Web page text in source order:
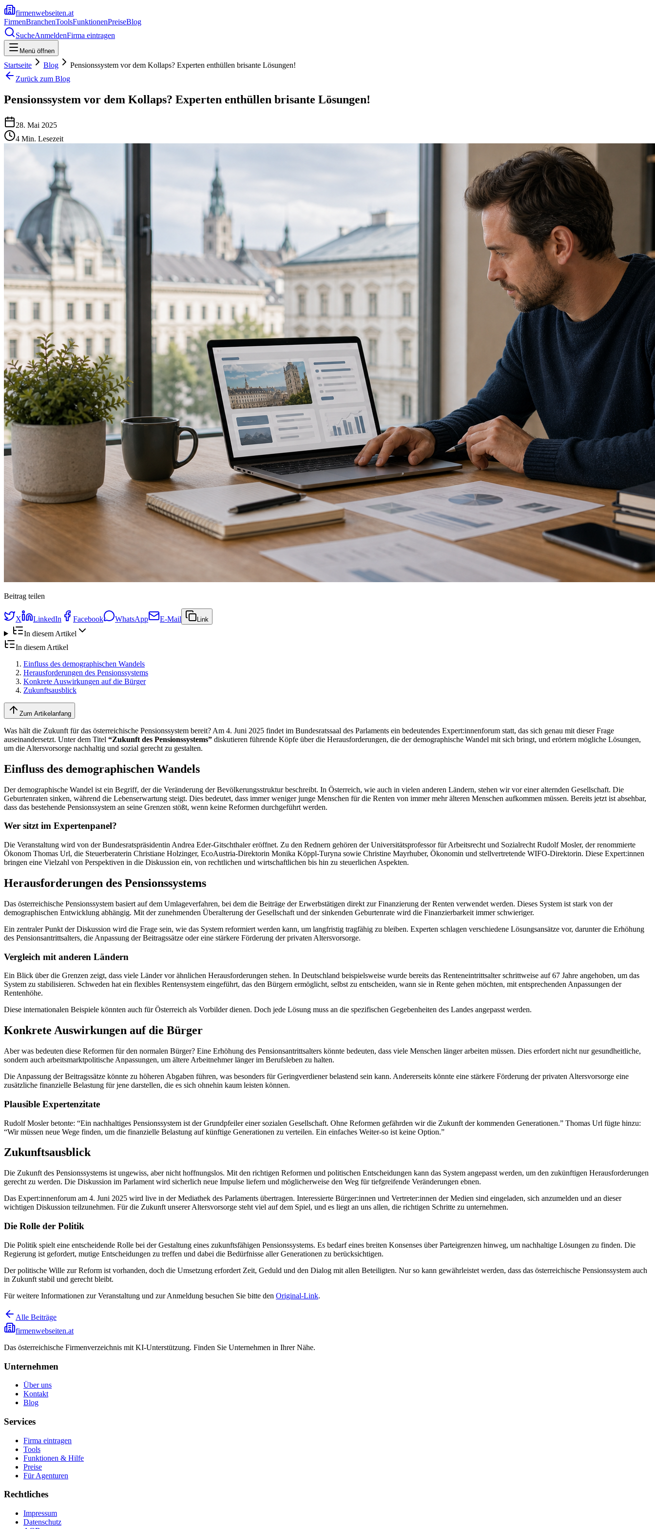
firmenwebseiten.at
FirmenBranchenToolsFunktionenPreiseBlog
SucheAnmeldenFirma eintragen
Menü öffnen
Startseite Blog
Pensionssystem vor dem Kollaps? Experten enthüllen brisante Lösungen!
Zurück zum Blog
Pensionssystem vor dem Kollaps? Experten enthüllen brisante Lösungen!
28. Mai 2025
4 Min. Lesezeit
Beitrag teilen
X LinkedIn Facebook WhatsApp E-Mail Link
In diesem Artikel
In diesem Artikel
Einfluss des demographischen Wandels
Herausforderungen des Pensionssystems
Konkrete Auswirkungen auf die Bürger
Zukunftsausblick
Zum Artikelanfang
Was hält die Zukunft für das österreichische Pensionssystem bereit? Am 4. Juni 2025 findet im Bundesratssaal des Parlaments ein bedeutendes Expert:innenforum statt, das sich genau mit dieser Frage
auseinandersetzt. Unter dem Titel “Zukunft des Pensionssystems” diskutieren führende Köpfe über die Herausforderungen, die der demographische Wandel mit sich bringt, und erörtern mögliche Lösungen,
um die Altersvorsorge nachhaltig und sozial gerecht zu gestalten.
Einfluss des demographischen Wandels
Der demographische Wandel ist ein Begriff, der die Veränderung der Bevölkerungsstruktur beschreibt. In Österreich, wie auch in vielen anderen Ländern, stehen wir vor einer alternden Gesellschaft. Die
Geburtenraten sinken, während die Lebenserwartung steigt. Dies bedeutet, dass immer weniger junge Menschen für die Renten von immer mehr älteren Menschen aufkommen müssen. Bereits jetzt ist absehbar,
dass das bestehende Pensionssystem an seine Grenzen stößt, wenn keine Reformen durchgeführt werden.
Wer sitzt im Expertenpanel?
Die Veranstaltung wird von der Bundesratspräsidentin Andrea Eder-Gitschthaler eröffnet. Zu den Rednern gehören der Universitätsprofessor für Arbeitsrecht und Sozialrecht Rudolf Mosler, der renommierte
Ökonom Thomas Url, die Steuerberaterin Christiane Holzinger, EcoAustria-Direktorin Monika Köppl-Turyna sowie Christine Mayrhuber, Ökonomin und stellvertretende WIFO-Direktorin. Diese Expert:innen
bringen eine Vielzahl von Perspektiven in die Diskussion ein, von rechtlichen und wirtschaftlichen bis hin zu steuerlichen Aspekten.
Herausforderungen des Pensionssystems
Das österreichische Pensionssystem basiert auf dem Umlageverfahren, bei dem die Beiträge der Erwerbstätigen direkt zur Finanzierung der Renten verwendet werden. Dieses System ist stark von der
demographischen Entwicklung abhängig. Mit der zunehmenden Überalterung der Gesellschaft und der sinkenden Geburtenrate wird die Finanzierbarkeit immer schwieriger.
Ein zentraler Punkt der Diskussion wird die Frage sein, wie das System reformiert werden kann, um langfristig tragfähig zu bleiben. Experten schlagen verschiedene Lösungsansätze vor, darunter die Erhöhung
des Pensionsantrittsalters, die Anpassung der Beitragssätze oder eine stärkere Förderung der privaten Altersvorsorge.
Vergleich mit anderen Ländern
Ein Blick über die Grenzen zeigt, dass viele Länder vor ähnlichen Herausforderungen stehen. In Deutschland beispielsweise wurde bereits das Renteneintrittsalter schrittweise auf 67 Jahre angehoben, um das
System zu stabilisieren. Schweden hat ein flexibles Rentensystem eingeführt, das den Bürgern ermöglicht, selbst zu entscheiden, wann sie in Rente gehen möchten, mit entsprechenden Anpassungen der
Rentenhöhe.
Diese internationalen Beispiele könnten auch für Österreich als Vorbilder dienen. Doch jede Lösung muss an die spezifischen Gegebenheiten des Landes angepasst werden.
Konkrete Auswirkungen auf die Bürger
Aber was bedeuten diese Reformen für den normalen Bürger? Eine Erhöhung des Pensionsantrittsalters könnte bedeuten, dass viele Menschen länger arbeiten müssen. Dies erfordert nicht nur gesundheitliche,
sondern auch arbeitsmarktpolitische Anpassungen, um ältere Arbeitnehmer länger im Berufsleben zu halten.
Die Anpassung der Beitragssätze könnte zu höheren Abgaben führen, was besonders für Geringverdiener belastend sein kann. Andererseits könnte eine stärkere Förderung der privaten Altersvorsorge eine
zusätzliche finanzielle Belastung für jene darstellen, die es sich ohnehin kaum leisten können.
Plausible Expertenzitate
Rudolf Mosler betonte: “Ein nachhaltiges Pensionssystem ist der Grundpfeiler einer sozialen Gesellschaft. Ohne Reformen gefährden wir die Zukunft der kommenden Generationen.” Thomas Url fügte hinzu:
“Wir müssen neue Wege finden, um die finanzielle Belastung auf künftige Generationen zu verteilen. Ein einfaches Weiter-so ist keine Option.”
Zukunftsausblick
Die Zukunft des Pensionssystems ist ungewiss, aber nicht hoffnungslos. Mit den richtigen Reformen und politischen Entscheidungen kann das System angepasst werden, um den zukünftigen Herausforderungen
gerecht zu werden. Die Diskussion im Parlament wird sicherlich neue Impulse liefern und möglicherweise den Weg für tiefgreifende Veränderungen ebnen.
Das Expert:innenforum am 4. Juni 2025 wird live in der Mediathek des Parlaments übertragen. Interessierte Bürger:innen und Vertreter:innen der Medien sind eingeladen, sich anzumelden und an dieser
wichtigen Diskussion teilzunehmen. Für die Zukunft unserer Altersvorsorge steht viel auf dem Spiel, und es liegt an uns allen, die richtigen Schritte zu unternehmen.
Die Rolle der Politik
Die Politik spielt eine entscheidende Rolle bei der Gestaltung eines zukunftsfähigen Pensionssystems. Es bedarf eines breiten Konsenses über Parteigrenzen hinweg, um nachhaltige Lösungen zu finden. Die
Regierung ist gefordert, mutige Entscheidungen zu treffen und dabei die Bedürfnisse aller Generationen zu berücksichtigen.
Der politische Wille zur Reform ist vorhanden, doch die Umsetzung erfordert Zeit, Geduld und den Dialog mit allen Beteiligten. Nur so kann gewährleistet werden, dass das österreichische Pensionssystem auch
in Zukunft stabil und gerecht bleibt.
Für weitere Informationen zur Veranstaltung und zur Anmeldung besuchen Sie bitte den Original-Link.
Alle Beiträge
firmenwebseiten.at
Das österreichische Firmenverzeichnis mit KI-Unterstützung. Finden Sie Unternehmen in Ihrer Nähe.
Unternehmen
Über uns
Kontakt
Blog
Services
Firma eintragen
Tools
Funktionen & Hilfe
Preise
Für Agenturen
Rechtliches
Impressum
Datenschutz